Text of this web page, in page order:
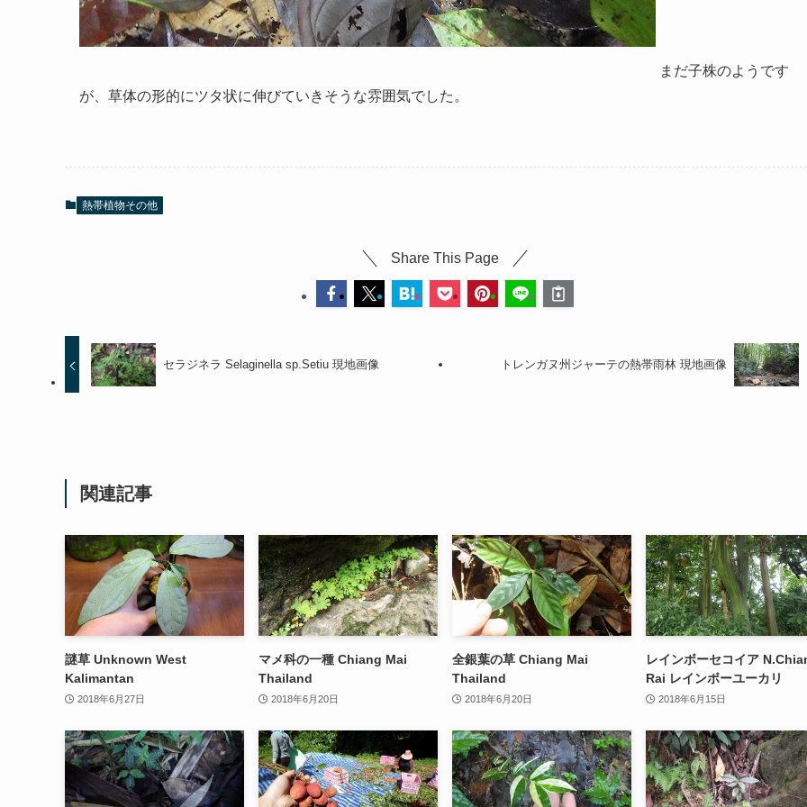
まだ子株のようです
が、草体の形的にツタ状に伸びていきそうな雰囲気でした。
熱帯植物その他
Share This Page
セラジネラ Selaginella sp.Setiu 現地画像 トレンガヌ州ジャーテの熱帯雨林 現地画像
関連記事
謎草 Unknown West
Kalimantan
2018年6月27日
マメ科の一種 Chiang Mai
Thailand
2018年6月20日
全銀葉の草 Chiang Mai
Thailand
2018年6月20日
レインボーセコイア
Rai レインボーユーカリ
2018年6月15日